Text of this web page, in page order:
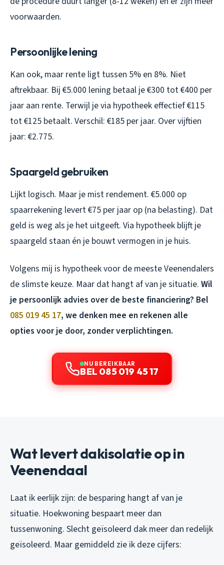
voorwaarden.
Persoonlijke lening
Kan ook, maar rente ligt tussen 5% en 8%. Niet
aftrekbaar. Bij €5.000 lening betaal je €300 tot €400 per
jaar aan rente. Terwijl je via hypotheek effectief €115
tot €125 betaalt. Verschil: €185 per jaar. Over vijftien
jaar: €2.775.
Spaargeld gebruiken
Lijkt logisch. Maar je mist rendement. €5.000 op
spaarrekening levert €75 per jaar op (na belasting). Dat
geld is weg als je het uitgeeft. Via hypotheek blijft je
spaargeld staan én je bouwt vermogen in je huis.
Volgens mij is hypotheek voor de meeste Veenendalers
de slimste keuze. Maar dat hangt af van je situatie. Wil
je persoonlijk advies over de beste financiering? Bel
085 019 45 17, we denken mee en rekenen alle
opties voor je door, zonder verplichtingen.
NU BEREIKBAAR
BEL 085 019 45 17
Wat levert dakisolatie op in
Veenendaal
Laat ik eerlijk zijn: de besparing hangt af van je
situatie. Hoekwoning bespaart meer dan
tussenwoning. Slecht geïsoleerd dak meer dan redelijk
geïsoleerd. Maar gemiddeld zie ik deze cijfers: